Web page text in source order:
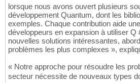
lorsque nous avons ouvert plusieurs
développement Quantum, dont les
exemples. Chaque contribution aide
développeurs en expansion à utiliser Q
nouvelles solutions intéressantes,
problèmes les plus complexes »,
« Notre approche pour résoudre les
secteur nécessite de nouveaux types